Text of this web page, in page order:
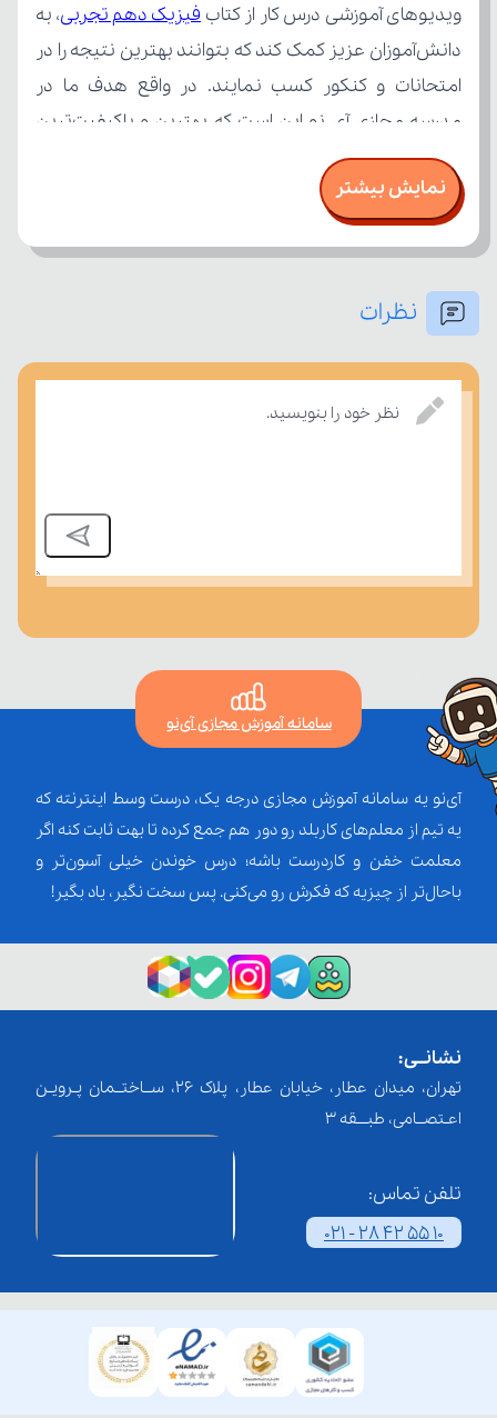
ویدیوهای آموزشی درس کار از کتاب فیزیک دهم تجربی
بر مفاهیم درسی بسنجند.
نمایش بیشتر
نظرات
نظر خود را بنویسید.
سامانه آموزش مجازی آی‌نو
آی‌نو یه سامانه آموزش مجازی درجه یک، درست وسط اینترنته که
یه تیم از معلم‌‌های کاربلد رو دور هم جمع کرده تا بهت ثابت کنه اگر
معلمت خفن و کاردرست باشه؛ درس خوندن خیلی آسون‌تر و
باحال‌تر از چیزیه که فکرش رو می‌کنی. پس سخت نگیر، یاد بگیر!
نشانــی:
تهران، میدان عطار، خیابان عطار، پلاک 26، ســاختــمان پـرویـن
اعـتصــامی، طبـــقه 3
تلفن تماس:
021 - 28 42 55 10